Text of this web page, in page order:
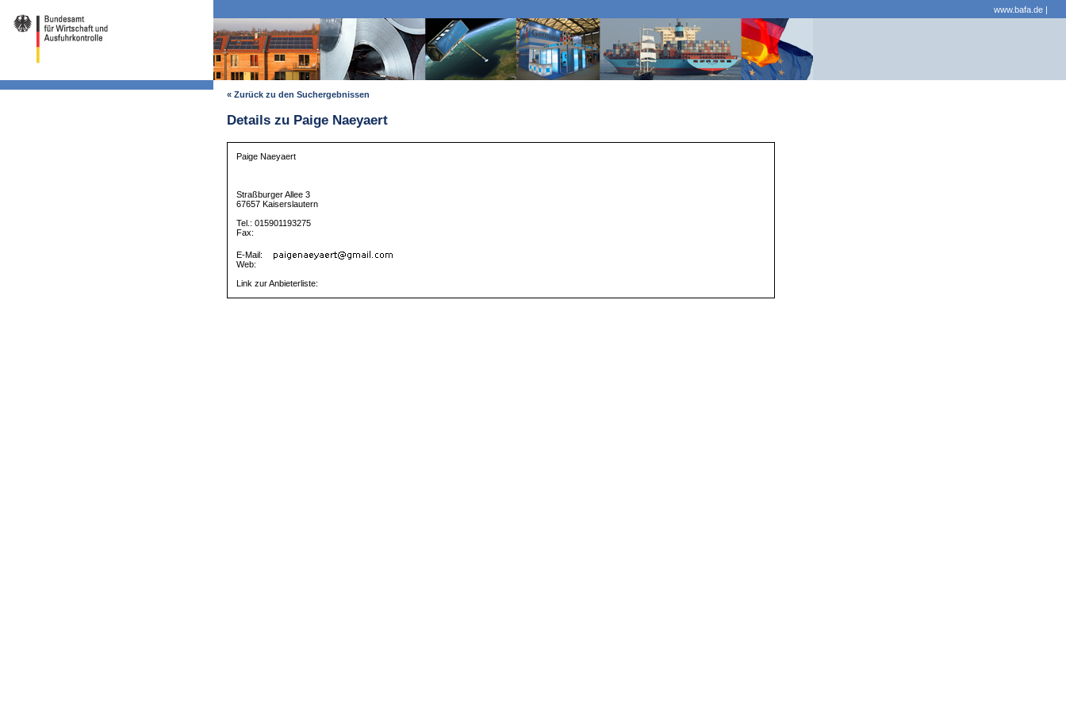
www.bafa.de |
« Zurück zu den Suchergebnissen
Details zu Paige Naeyaert
Paige Naeyaert
Straßburger Allee 3
67657 Kaiserslautern
Tel.: 015901193275
Fax:
E-Mail:
Web:
Link zur Anbieterliste: